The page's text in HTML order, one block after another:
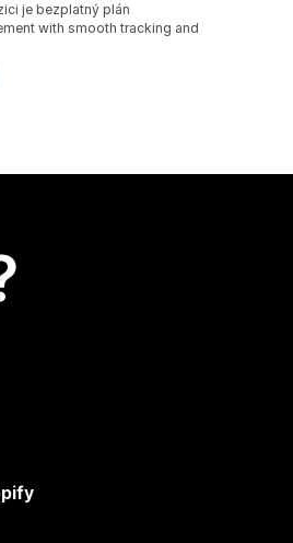
3833
je bezplatný plán
with smooth tracking and